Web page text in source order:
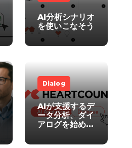
AI分析シナリオ
を使いこなそう
Dialog
AIが支援するデ
ータ分析、ダイ
アログを始めま